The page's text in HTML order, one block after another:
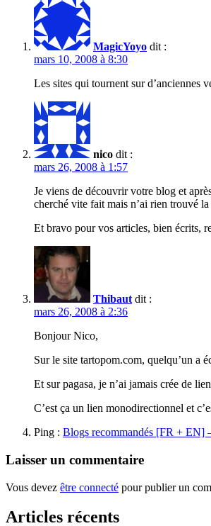
MagicYoyo dit :
mars 10, 2008 à 8:30
Les sites qui tournent sur d’anciennes
nico dit :
mars 26, 2008 à 1:57
Je viens de découvrir votre blog et
cherché vite fait mais n’ai rien trouvé la
Et bravo pour vos articles, bien écrits,
Thibaut dit :
mars 26, 2008 à 2:36
Bonjour Nico,
Sur le site tartopom.com, quelqu’un a
Et sur pagasa, je n’ai jamais crée de
C’est ça un lien monodirectionnel et
Ping : Blogs recommandés [FR +
Laisser un commentaire
Vous devez être connecté pour publier un
Articles récents